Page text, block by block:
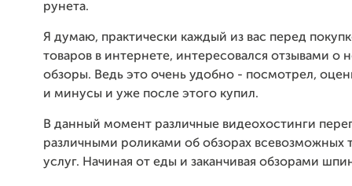
рунета.
Я думаю, практически каждый из вас перед
товаров в интернете, интересовался отзывами о
обзоры. Ведь это очень удобно - посмотрел,
и минусы и уже после этого купил.
В данный момент различные видеохостинги
различными роликами об обзорах всевозможных
услуг. Начиная от еды и заканчивая обзорами